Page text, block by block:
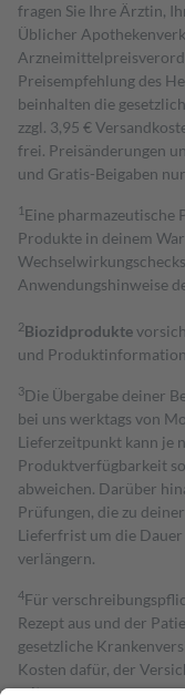
fragen Sie Ihre Ärztin,
Üblicher
Preisempfehlung des
beinhalten die
zzgl. 3,95 €
frei. Preisänderungen
und Gratis-Beigaben
1 Eine pharmazeutische
Produkte in deinem
Anwendungshinweise
2Biozidprodukte
und
3Die Übergabe deiner
bei uns werktags von
Lieferzeitpunkt kann je
Produktverfügbarkeit
abweichen. Darüber
Prüfungen, die zu
Lieferfrist um die
verlängern.
4Für
Rezept aus und der
gesetzliche
Kosten dafür, der